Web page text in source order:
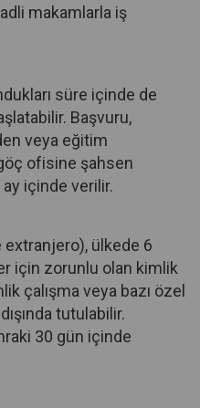
makamlarla iş
süre içinde de
Başvuru,
veya eğitim
ofisine şahsen
ay içinde verilir.
extranjero), ülkede 6
için zorunlu olan kimlik
çalışma veya bazı özel
tutulabilir.
30 gün içinde